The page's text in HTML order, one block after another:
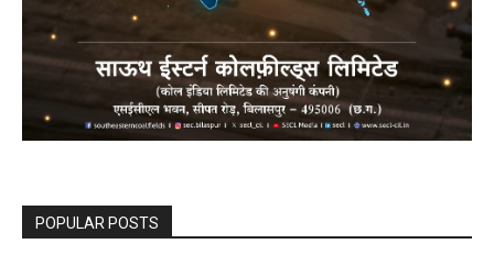
POPULAR POSTS